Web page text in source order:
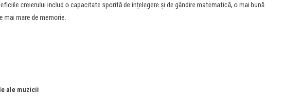
creierului includ o capacitate sporită de înțelegere și de gândire matematică, o mai bună
mare de memorie.
ale muzicii